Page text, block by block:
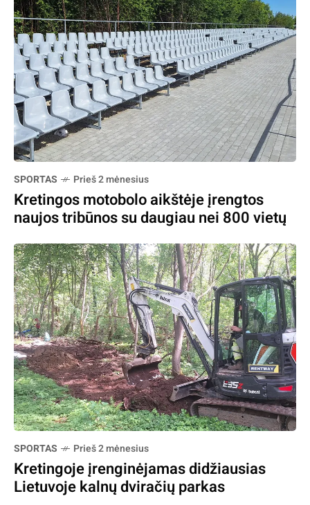
SPORTAS Prieš 2 mėnesius
Kretingos motobolo aikštėje įrengtos
naujos tribūnos su daugiau nei 800 vietų
SPORTAS Prieš 2 mėnesius
Kretingoje įrenginėjamas didžiausias
Lietuvoje kalnų dviračių parkas